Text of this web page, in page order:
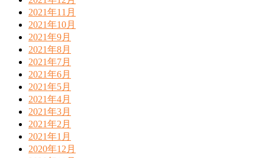
2021年11月
2021年10月
2021年9月
2021年8月
2021年7月
2021年6月
2021年5月
2021年4月
2021年3月
2021年2月
2021年1月
2020年12月